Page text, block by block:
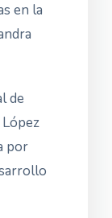
en la
de
por